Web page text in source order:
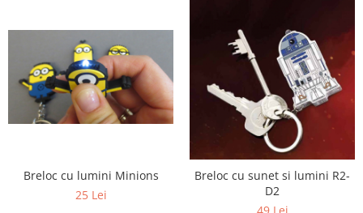
Breloc cu lumini Minions
25 Lei
Breloc cu sunet si lumini R2-
D2